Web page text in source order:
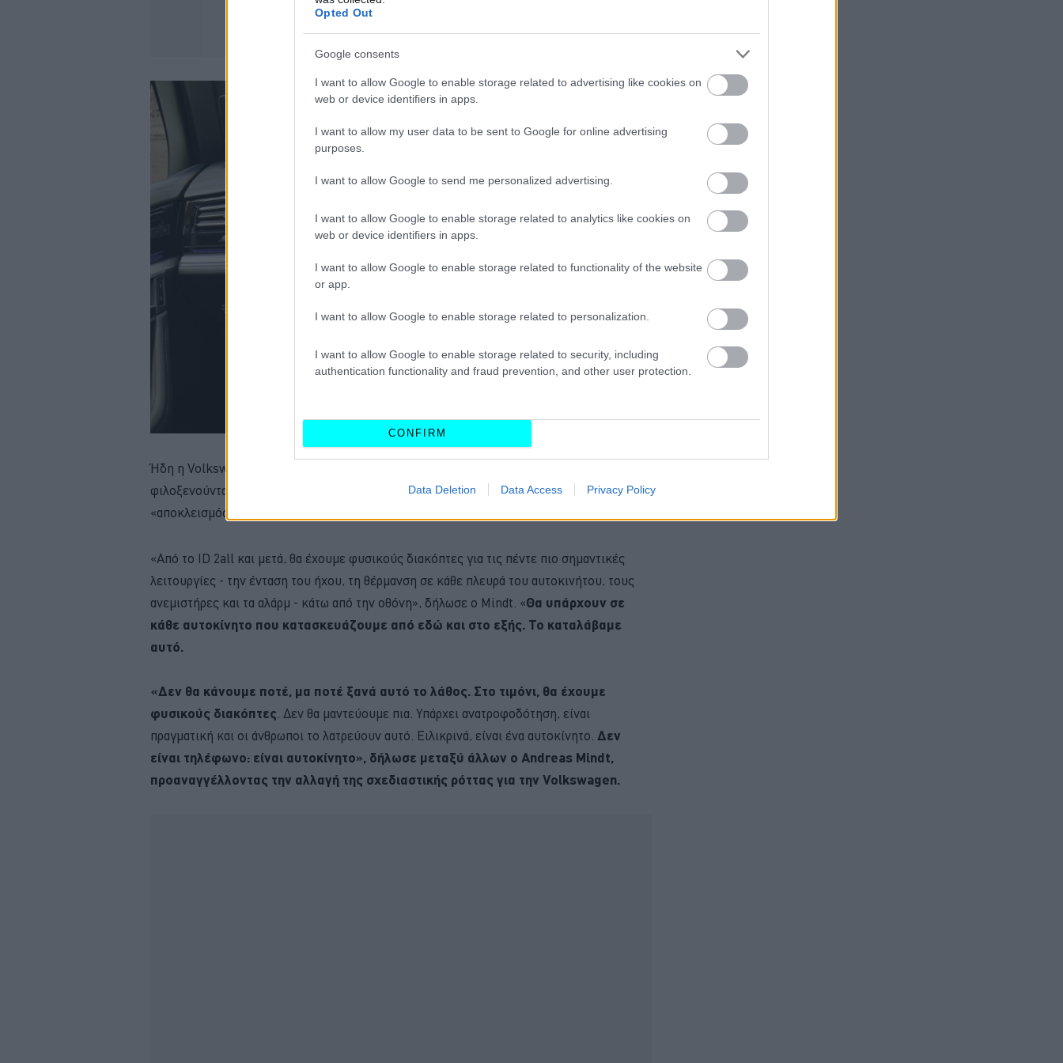
Opted Out
Google consents
I want to allow Google to enable storage related to advertising like cookies on
web or device identifiers in apps.
I want to allow my user data to be sent to Google for online advertising
purposes.
I want to allow Google to send me personalized advertising.
I want to allow Google to enable storage related to analytics like cookies on
web or device identifiers in apps.
I want to allow Google to enable storage related to functionality of the website
or app.
I want to allow Google to enable storage related to personalization.
I want to allow Google to enable storage related to security, including
authentication functionality and fraud prevention, and other user protection.
CONFIRM
Data Deletion Data Access Privacy Policy
Ήδη η Volkswagen προχώρησε στην αντικατάσταση των απτικών χειριστηρίων που
φιλοξενούνται στα τιμόνια των νέων μοντέλων της, στο προσεχές μέλλον ωστόσο ο
«αποκλεισμός» των αμφιλεγόμενων διακοπτών θα επεκταθεί.
«Από το ID 2all και μετά, θα έχουμε φυσικούς διακόπτες για τις πέντε πιο σημαντικές
λειτουργίες - την ένταση του ήχου, τη θέρμανση σε κάθε πλευρά του αυτοκινήτου, τους
ανεμιστήρες και τα αλάρμ - κάτω από την οθόνη», δήλωσε ο Mindt. «Θα υπάρχουν σε
κάθε αυτοκίνητο που κατασκευάζουμε από εδώ και στο εξής. Το καταλάβαμε
αυτό.
«Δεν θα κάνουμε ποτέ, μα ποτέ ξανά αυτό το λάθος. Στο τιμόνι, θα έχουμε
φυσικούς διακόπτες. Δεν θα μαντεύουμε πια. Υπάρχει ανατροφοδότηση, είναι
πραγματική και οι άνθρωποι το λατρεύουν αυτό. Ειλικρινά, είναι ένα αυτοκίνητο. Δεν
είναι τηλέφωνο: είναι αυτοκίνητο», δήλωσε μεταξύ άλλων ο Andreas Mindt,
προαναγγέλλοντας την αλλαγή της σχεδιαστικής ρόττας για την Volkswagen.